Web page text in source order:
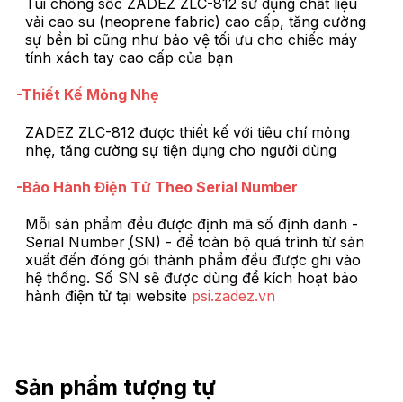
Túi chống sốc ZADEZ ZLC-812 sử dụng chất liệu
vải cao su (neoprene fabric) cao cấp, tăng cường
sự bền bỉ cũng như bảo vệ tối ưu cho chiếc máy
tính xách tay cao cấp của bạn
-Thiết Kế Mỏng Nhẹ
ZADEZ ZLC-812 được thiết kế với tiêu chí mỏng
nhẹ, tăng cường sự tiện dụng cho người dùng
-Bảo Hành Điện Tử Theo Serial Number
Mỗi sản phẩm đều được định mã số định danh -
Serial Number ̣(SN) - để toàn bộ quá trình từ sản
xuất đến đóng gói thành phẩm đều được ghi vào
hệ thống. Số SN sẽ được dùng để kích hoạt bảo
hành điện tử tại website psi.zadez.vn
Sản phẩm tượng tự